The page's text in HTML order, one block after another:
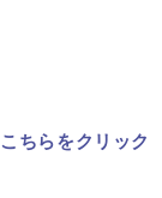
こちらをクリック